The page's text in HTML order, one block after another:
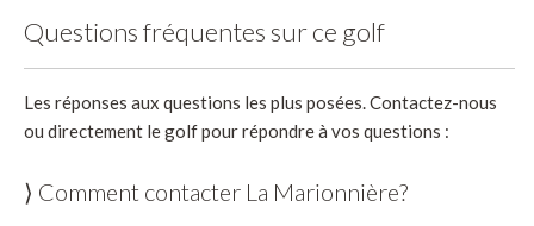
Questions fréquentes sur ce golf
Les réponses aux questions les plus posées. Contactez-nous
ou directement le golf pour répondre à vos questions :
⟩ Comment contacter La Marionnière?